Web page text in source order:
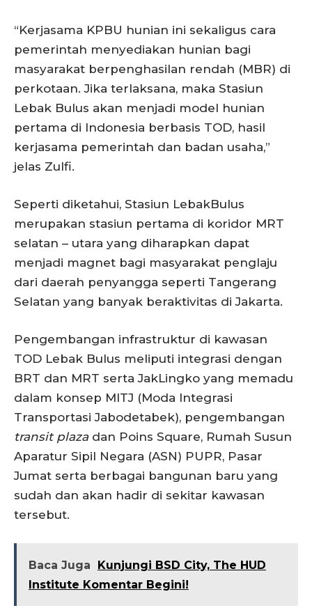
“Kerjasama KPBU hunian ini sekaligus cara
pemerintah menyediakan hunian bagi
masyarakat berpenghasilan rendah (MBR) di
perkotaan. Jika terlaksana, maka Stasiun
Lebak Bulus akan menjadi model hunian
pertama di Indonesia berbasis TOD, hasil
kerjasama pemerintah dan badan usaha,”
jelas Zulfi.
Seperti diketahui, Stasiun LebakBulus
merupakan stasiun pertama di koridor MRT
selatan – utara yang diharapkan dapat
menjadi magnet bagi masyarakat penglaju
dari daerah penyangga seperti Tangerang
Selatan yang banyak beraktivitas di Jakarta.
Pengembangan infrastruktur di kawasan
TOD Lebak Bulus meliputi integrasi dengan
BRT dan MRT serta JakLingko yang memadu
dalam konsep MITJ (Moda Integrasi
Transportasi Jabodetabek), pengembangan
transit plazadan Poins Square, Rumah Susun
Aparatur Sipil Negara (ASN) PUPR, Pasar
Jumat serta berbagai bangunan baru yang
sudah dan akan hadir di sekitar kawasan
tersebut.
Baca Juga
Kunjungi BSD City, The HUD
Institute Komentar Begini!